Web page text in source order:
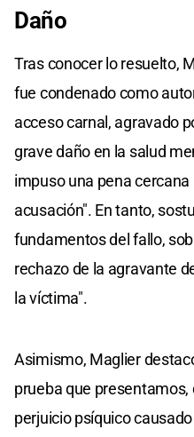
Daño
Tras conocer lo resuelto,
fue condenado como
acceso carnal, agravado
grave daño en la salud
impuso una pena
acusación". En tanto,
fundamentos del fallo,
rechazo de la agravante
la víctima".
Asimismo, Maglier
prueba que
perjuicio psíquico